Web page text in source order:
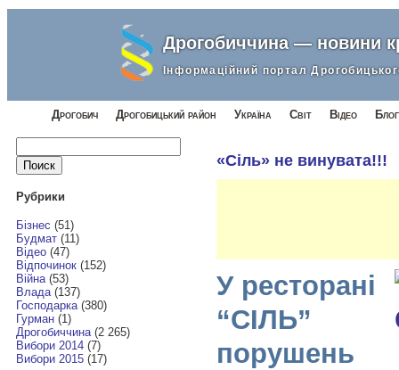
Дрогобиччина — новини
Інформаційний портал
Дрогобич Дрогобицький район Україна Світ Відео
Найти:
Рубрики
Бізнес (51)
Будмат(11)
Відео(47)
Відпочинок(152)
Війна(53)
Влада(137)
Господарка(380)
Гурман(1)
Дрогобиччина(2 265)
Вибори 2014(7)
Вибори 2015(17)
«Сіль» не винувата!!!
У ресторані
“СІЛЬ”
порушень